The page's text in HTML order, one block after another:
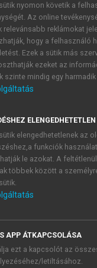
a MeRSZ újdonságairól,
az Akadémiai Kiadó Zrt.
tájékoztatóban
vásárlási feltételeket,
licencszerződéseiben
és elfogadom.
KIPRÓBÁLOM
nyomon követik a
Az online
relevánsabb reklámokat
hogy a felhasználó
Ezek a sütik más
ezeket az
szinte mindig egy
ELENGEDHETETLEN
elengedhetetlenek az
funkciók
le azokat. A
többek között a
APP ÁTKAPCSOLÁSA
ezt a kapcsolót az
letiltásához.